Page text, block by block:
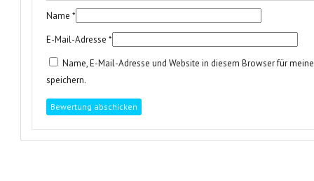
Name *
E-Mail-Adresse *
Name, E-Mail-Adresse und Website in diesem Browser für
speichern.